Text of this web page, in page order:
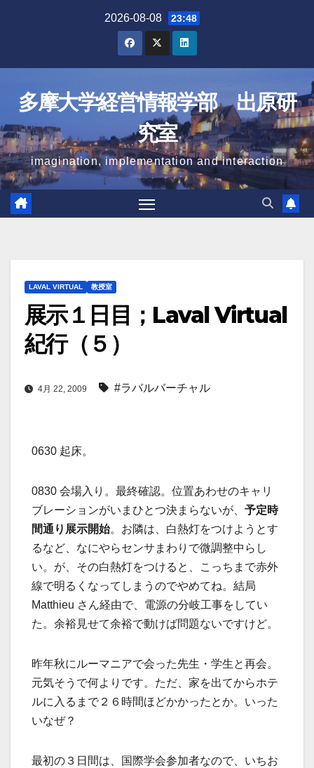
2026-08-08 23:48
多摩大学経営情報学部 出原研
究室
imagination, implementation and interaction
LAVAL VIRTUAL 教授室
展示１日目；Laval Virtual
紀行（５）
4月 22, 2009 #ラバルバーチャル
0630 起床。
0830 会場入り。最終確認。位置あわせのキャリ
ブレーションがいまひとつ決まらないが、 予定時
間通り展示開始。お隣は、白熱灯をつけようとす
るなど、なにやらセンサまわりで微調整中らし
い。が、その白熱灯をつけると、こっちまで赤外
線で明るくなってしまうのでやめてね。結局
Matthieu さん経由で、電源の分岐工事をしてい
た。余裕見せて余裕で動けば問題ないですけど。
昨年秋にルーマニアで会った先生・学生と再会。
元気そうで何よりです。ただ、家を出てからホテ
ルに入るまで２６時間ほどかかったとか。いった
いなぜ？
最初の３日間は、国際学会参加者なので、いちお